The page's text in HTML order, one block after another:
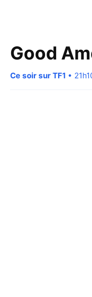
Good
Ce soir sur TF1 •